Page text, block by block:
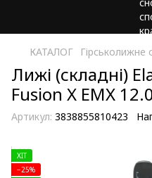
КАТАЛОГ
Лижі (складні)
Fusion X EMX
Артикул: 3838855810423
ХIT
−25%